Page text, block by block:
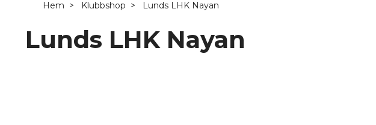
Hem Klubbshop Lunds LHK Nayan
Lunds LHK Nayan